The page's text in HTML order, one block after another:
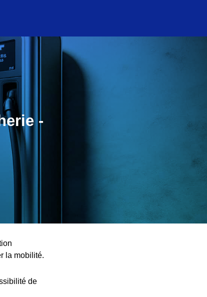
-
la mobilité.
de